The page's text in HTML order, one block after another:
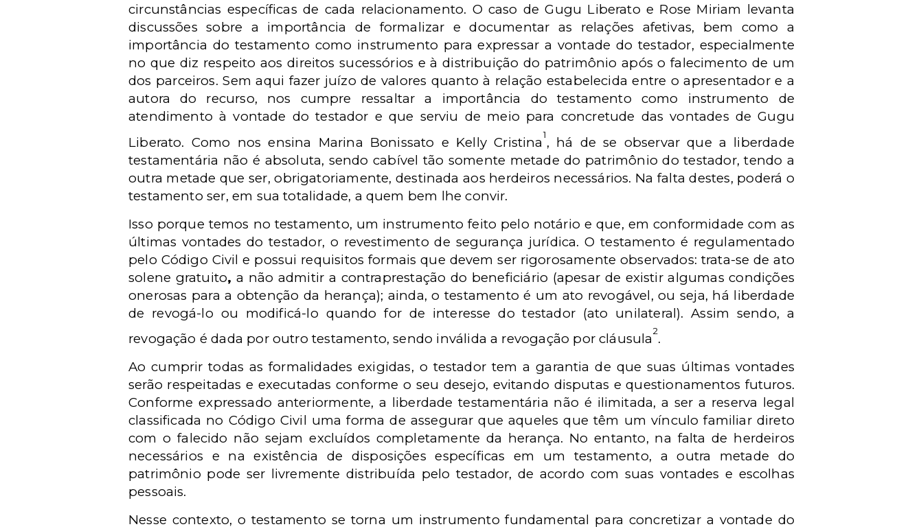
circunstâncias específicas de cada relacionamento. O caso de Gugu Liberato e Rose Miriam levanta
discussões sobre a importância de formalizar e documentar as relações afetivas, bem como a
importância do testamento como instrumento para expressar a vontade do testador, especialmente
no que diz respeito aos direitos sucessórios e à distribuição do patrimônio após o falecimento de um
dos parceiros. Sem aqui fazer juízo de valores quanto à relação estabelecida entre o apresentador e a
autora do recurso, nos cumpre ressaltar a importância do testamento como instrumento de
atendimento à vontade do testador e que serviu de meio para concretude das vontades de Gugu
Liberato. Como nos ensina Marina Bonissato e Kelly Cristina1, há de se observar que a liberdade
testamentária não é absoluta, sendo cabível tão somente metade do patrimônio do testador, tendo a
outra metade que ser, obrigatoriamente, destinada aos herdeiros necessários. Na falta destes, poderá o
testamento ser, em sua totalidade, a quem bem lhe convir.
Isso porque temos no testamento, um instrumento feito pelo notário e que, em conformidade com as
últimas vontades do testador, o revestimento de segurança jurídica. O testamento é regulamentado
pelo Código Civil e possui requisitos formais que devem ser rigorosamente observados: trata-se de ato
solene gratuito, a não admitir a contraprestação do beneficiário (apesar de existir algumas condições
onerosas para a obtenção da herança); ainda, o testamento é um ato revogável, ou seja, há liberdade
de revogá-lo ou modificá-lo quando for de interesse do testador (ato unilateral). Assim sendo, a
revogação é dada por outro testamento, sendo inválida a revogação por cláusula2.
Ao cumprir todas as formalidades exigidas, o testador tem a garantia de que suas últimas vontades
serão respeitadas e executadas conforme o seu desejo, evitando disputas e questionamentos futuros.
Conforme expressado anteriormente, a liberdade testamentária não é ilimitada, a ser a reserva legal
classificada no Código Civil uma forma de assegurar que aqueles que têm um vínculo familiar direto
com o falecido não sejam excluídos completamente da herança. No entanto, na falta de herdeiros
necessários e na existência de disposições específicas em um testamento, a outra metade do
patrimônio pode ser livremente distribuída pelo testador, de acordo com suas vontades e escolhas
pessoais.
Nesse contexto, o testamento se torna um instrumento fundamental para concretizar a vontade do